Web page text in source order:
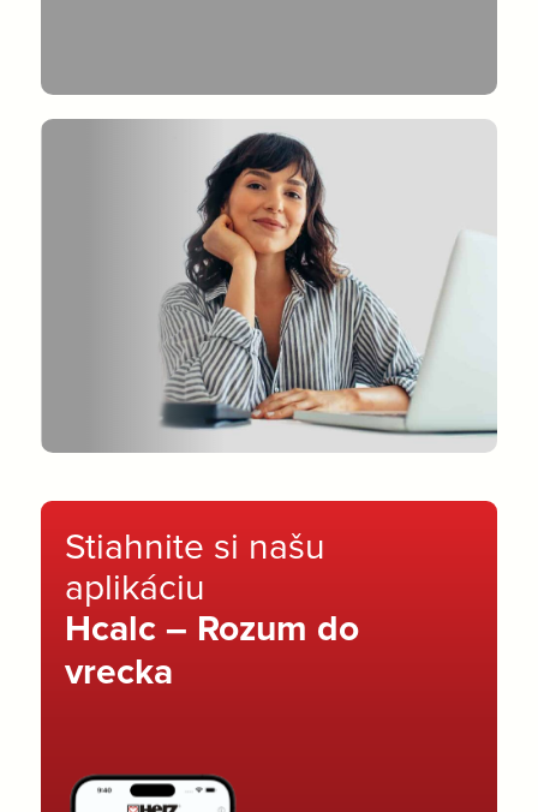
Stiahnite si našu
aplikáciu
Hcalc – Rozum do
vrecka